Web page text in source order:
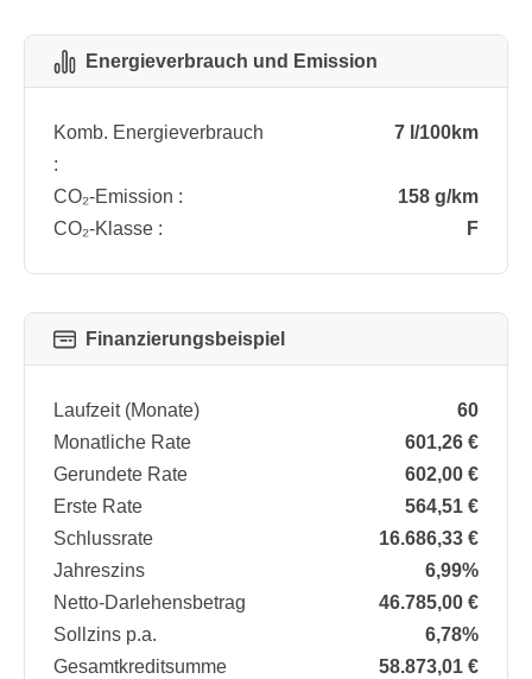
Energieverbrauch und Emission
Komb. Energieverbrauch
:
7 l/100km
CO₂-Emission :
158 g/km
CO₂-Klasse :
F
Finanzierungsbeispiel
Laufzeit (Monate)
60
Monatliche Rate
601,26 €
Gerundete Rate
602,00 €
Erste Rate
564,51 €
Schlussrate
16.686,33 €
Jahreszins
6,99%
Netto-Darlehensbetrag
46.785,00 €
Sollzins p.a.
6,78%
Gesamtkreditsumme
58.873,01 €